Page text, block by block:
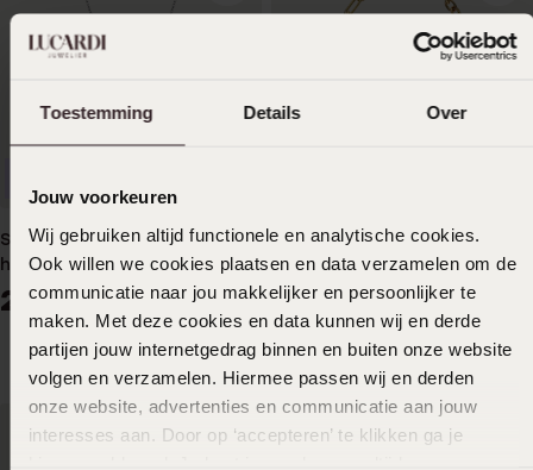
Toestemming Details Over
Jouw voorkeuren
Wij gebruiken altijd functionele en analytische cookies.
Ook willen we cookies plaatsen en data verzamelen om de
communicatie naar jou makkelijker en persoonlijker te
maken. Met deze cookies en data kunnen wij en derde
partijen jouw internetgedrag binnen en buiten onze website
volgen en verzamelen. Hiermee passen wij en derden
onze website, advertenties en communicatie aan jouw
interesses aan. Door op ‘accepteren’ te klikken ga je
Stainless steel ketting met
hanger game controller
2499
Stainless steel goldplated
bedel ketting figaro
2999